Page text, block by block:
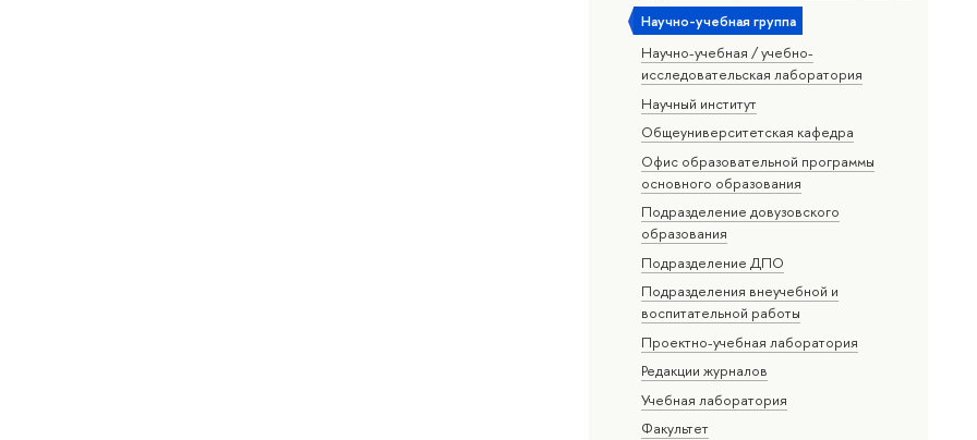
Научно-учебная группа
Научно-учебная / учебно-
исследовательская лаборатория
Научный институт
Общеуниверситетская кафедра
Офис образовательной программы
основного образования
Подразделение довузовского
образования
Подразделение ДПО
Подразделения внеучебной и
воспитательной работы
Проектно-учебная лаборатория
Редакции журналов
Учебная лаборатория
Факультет